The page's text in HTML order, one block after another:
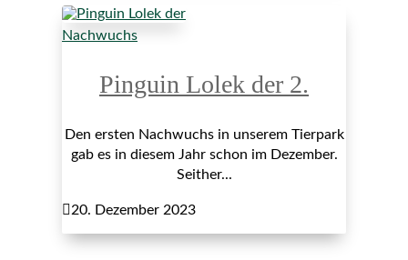
Nachwuchs
Pinguin Lolek der 2.
Den ersten Nachwuchs in unserem Tierpark
gab es in diesem Jahr schon im Dezember.
Seither...
20. Dezember 2023